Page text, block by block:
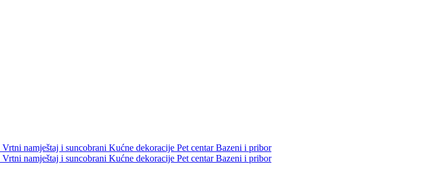
Vrtni namještaj i suncobrani Kućne dekoracije Pet centarBazeni i pribor
Vrtni namještaj i suncobrani Kućne dekoracije Pet centarBazeni i pribor